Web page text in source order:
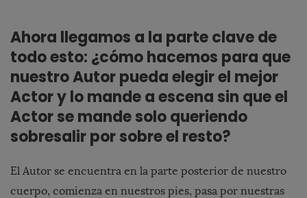
Ahora llegamos a la parte clave de
todo esto: ¿cómo hacemos para que
nuestro Autor pueda elegir el mejor
Actor y lo mande a escena sin que el
Actor se mande solo queriendo
sobresalir por sobre el resto?
El Autor se encuentra en la parte posterior de nuestro
cuerpo, comienza en nuestros pies, pasa por nuestras